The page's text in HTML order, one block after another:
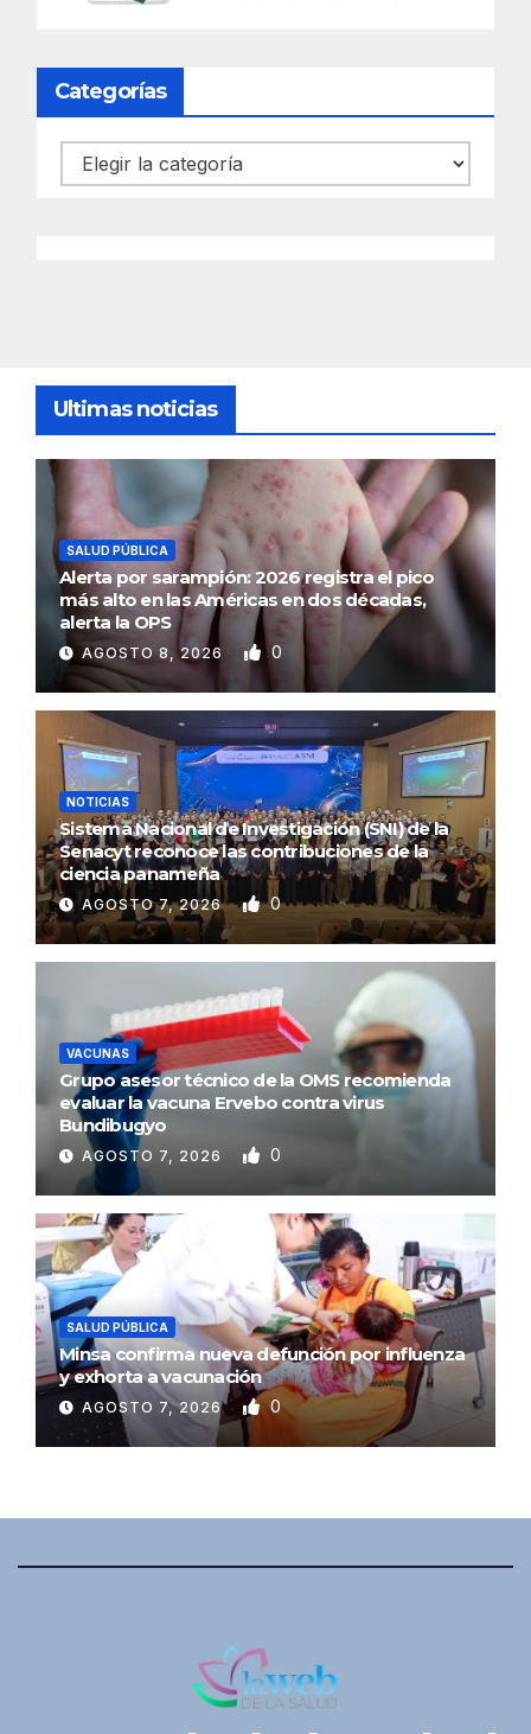
Categorías
Categorías
Ultimas noticias
SALUD PÚBLICA
Alerta por sarampión: 2026 registra el pico
más alto en las Américas en dos décadas,
alerta la OPS
AGOSTO 8, 2026 0
NOTICIAS
Sistema Nacional de Investigación (SNI) de la
Senacyt reconoce las contribuciones de la
ciencia panameña
AGOSTO 7, 2026 0
VACUNAS
Grupo asesor técnico de la OMS recomienda
evaluar la vacuna Ervebo contra virus
Bundibugyo
AGOSTO 7, 2026 0
SALUD PÚBLICA
Minsa confirma nueva defunción por influenza
y exhorta a vacunación
AGOSTO 7, 2026 0